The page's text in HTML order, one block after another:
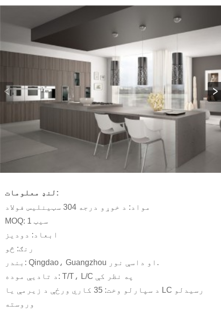
لنډ معلومات:
مواد: د خوړو درجه 304 سټینلیس فولاد
MOQ: 1 سیټ
ابعاد: دودیز
رنګ: څو
بندر: Qingdao، Guangzhou او داسې نور.
د تادیې موده: T/T، L/C په نظر کې
د سپارلو وخت: 35 کاري ورځې د زیرمې یا LC رسیدلو
وروسته